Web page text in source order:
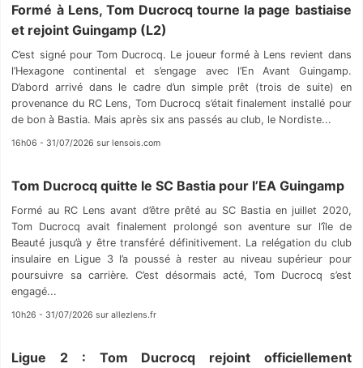
Formé à Lens, Tom Ducrocq tourne la page bastiaise
et rejoint Guingamp (L2)
C’est signé pour Tom Ducrocq. Le joueur formé à Lens revient dans
l’Hexagone continental et s’engage avec l’En Avant Guingamp.
D’abord arrivé dans le cadre d’un simple prêt (trois de suite) en
provenance du RC Lens, Tom Ducrocq s’était finalement installé pour
de bon à Bastia. Mais après six ans passés au club, le Nordiste...
16h06 - 31/07/2026 sur lensois.com
Tom Ducrocq quitte le SC Bastia pour l’EA Guingamp
Formé au RC Lens avant d’être prêté au SC Bastia en juillet 2020,
Tom Ducrocq avait finalement prolongé son aventure sur l’île de
Beauté jusqu’à y être transféré définitivement. La relégation du club
insulaire en Ligue 3 l’a poussé à rester au niveau supérieur pour
poursuivre sa carrière. C’est désormais acté, Tom Ducrocq s’est
engagé...
10h26 - 31/07/2026 sur allezlens.fr
Ligue 2 : Tom Ducrocq rejoint officiellement